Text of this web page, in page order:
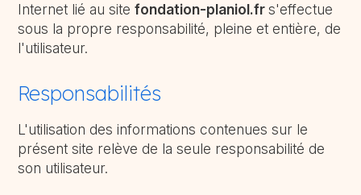
Internet lié au site fondation-planiol.fr s'effectue
sous la propre responsabilité, pleine et entière, de
l'utilisateur.
Responsabilités
L'utilisation des informations contenues sur le
présent site relève de la seule responsabilité de
son utilisateur.